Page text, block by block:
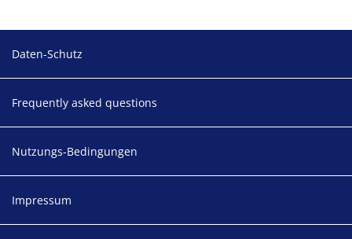
Daten-Schutz
Frequently asked questions
Nutzungs-Bedingungen
Impressum